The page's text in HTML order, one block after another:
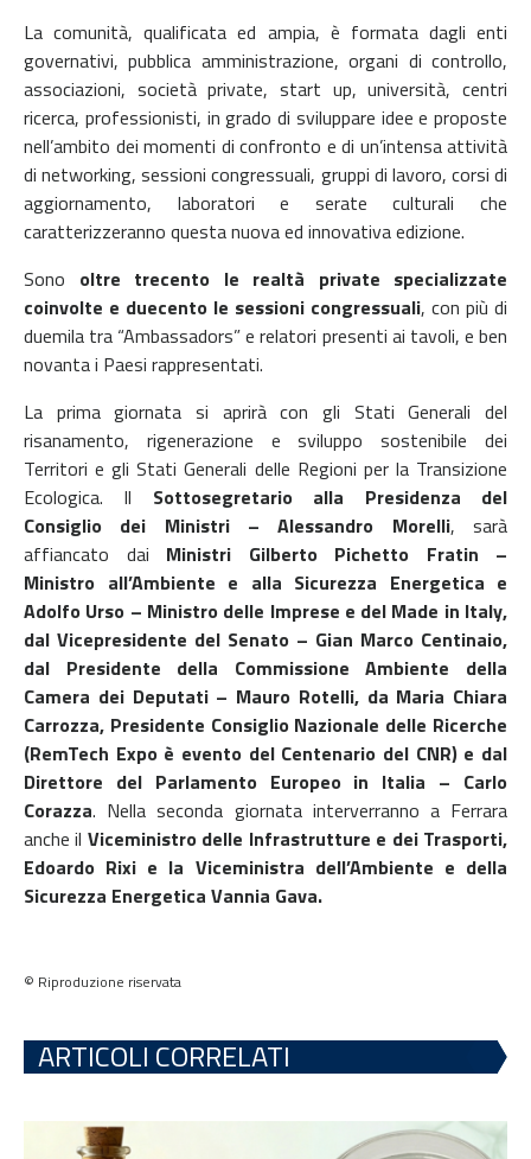
La comunità, qualificata ed ampia, è formata dagli enti
governativi, pubblica amministrazione, organi di controllo,
associazioni, società private, start up, università, centri
ricerca, professionisti, in grado di sviluppare idee e proposte
nell’ambito dei momenti di confronto e di un’intensa attività
di networking, sessioni congressuali, gruppi di lavoro, corsi di
aggiornamento, laboratori e serate culturali che
caratterizzeranno questa nuova ed innovativa edizione.
Sono oltre trecento le realtà private specializzate
coinvolte e duecento le sessioni congressuali, con più di
duemila tra “Ambassadors” e relatori presenti ai tavoli, e ben
novanta i Paesi rappresentati.
La prima giornata si aprirà con gli Stati Generali del
risanamento, rigenerazione e sviluppo sostenibile dei
Territori e gli Stati Generali delle Regioni per la Transizione
Ecologica. Il Sottosegretario alla Presidenza del
Consiglio dei Ministri – Alessandro Morelli, sarà
affiancato dai Ministri Gilberto Pichetto Fratin –
Ministro all’Ambiente e alla Sicurezza Energetica e
Adolfo Urso – Ministro delle Imprese e del Made in Italy,
dal Vicepresidente del Senato – Gian Marco Centinaio,
dal Presidente della Commissione Ambiente della
Camera dei Deputati – Mauro Rotelli, da Maria Chiara
Carrozza, Presidente Consiglio Nazionale delle Ricerche
(RemTech Expo è evento del Centenario del CNR) e dal
Direttore del Parlamento Europeo in Italia – Carlo
Corazza. Nella seconda giornata interverranno a Ferrara
anche il Viceministro delle Infrastrutture e dei Trasporti,
Edoardo Rixi e la Viceministra dell’Ambiente e della
Sicurezza Energetica Vannia Gava.
© Riproduzione riservata
ARTICOLI CORRELATI